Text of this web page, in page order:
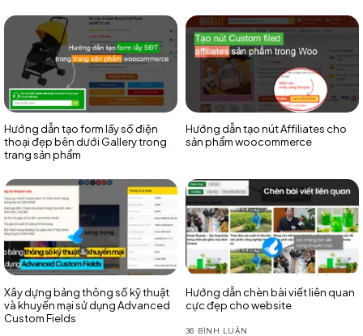
Hướng dẫn tạo form lấy số điện
thoại đẹp bên dưới Gallery trong
trang sản phẩm
Hướng dẫn tạo nút Affiliates cho
sản phẩm woocommerce
Xây dựng bảng thông số kỹ thuật
và khuyến mại sử dụng Advanced
Custom Fields
Hướng dẫn chèn bài viết liên quan
cực đẹp cho website
36 BÌNH LUẬN